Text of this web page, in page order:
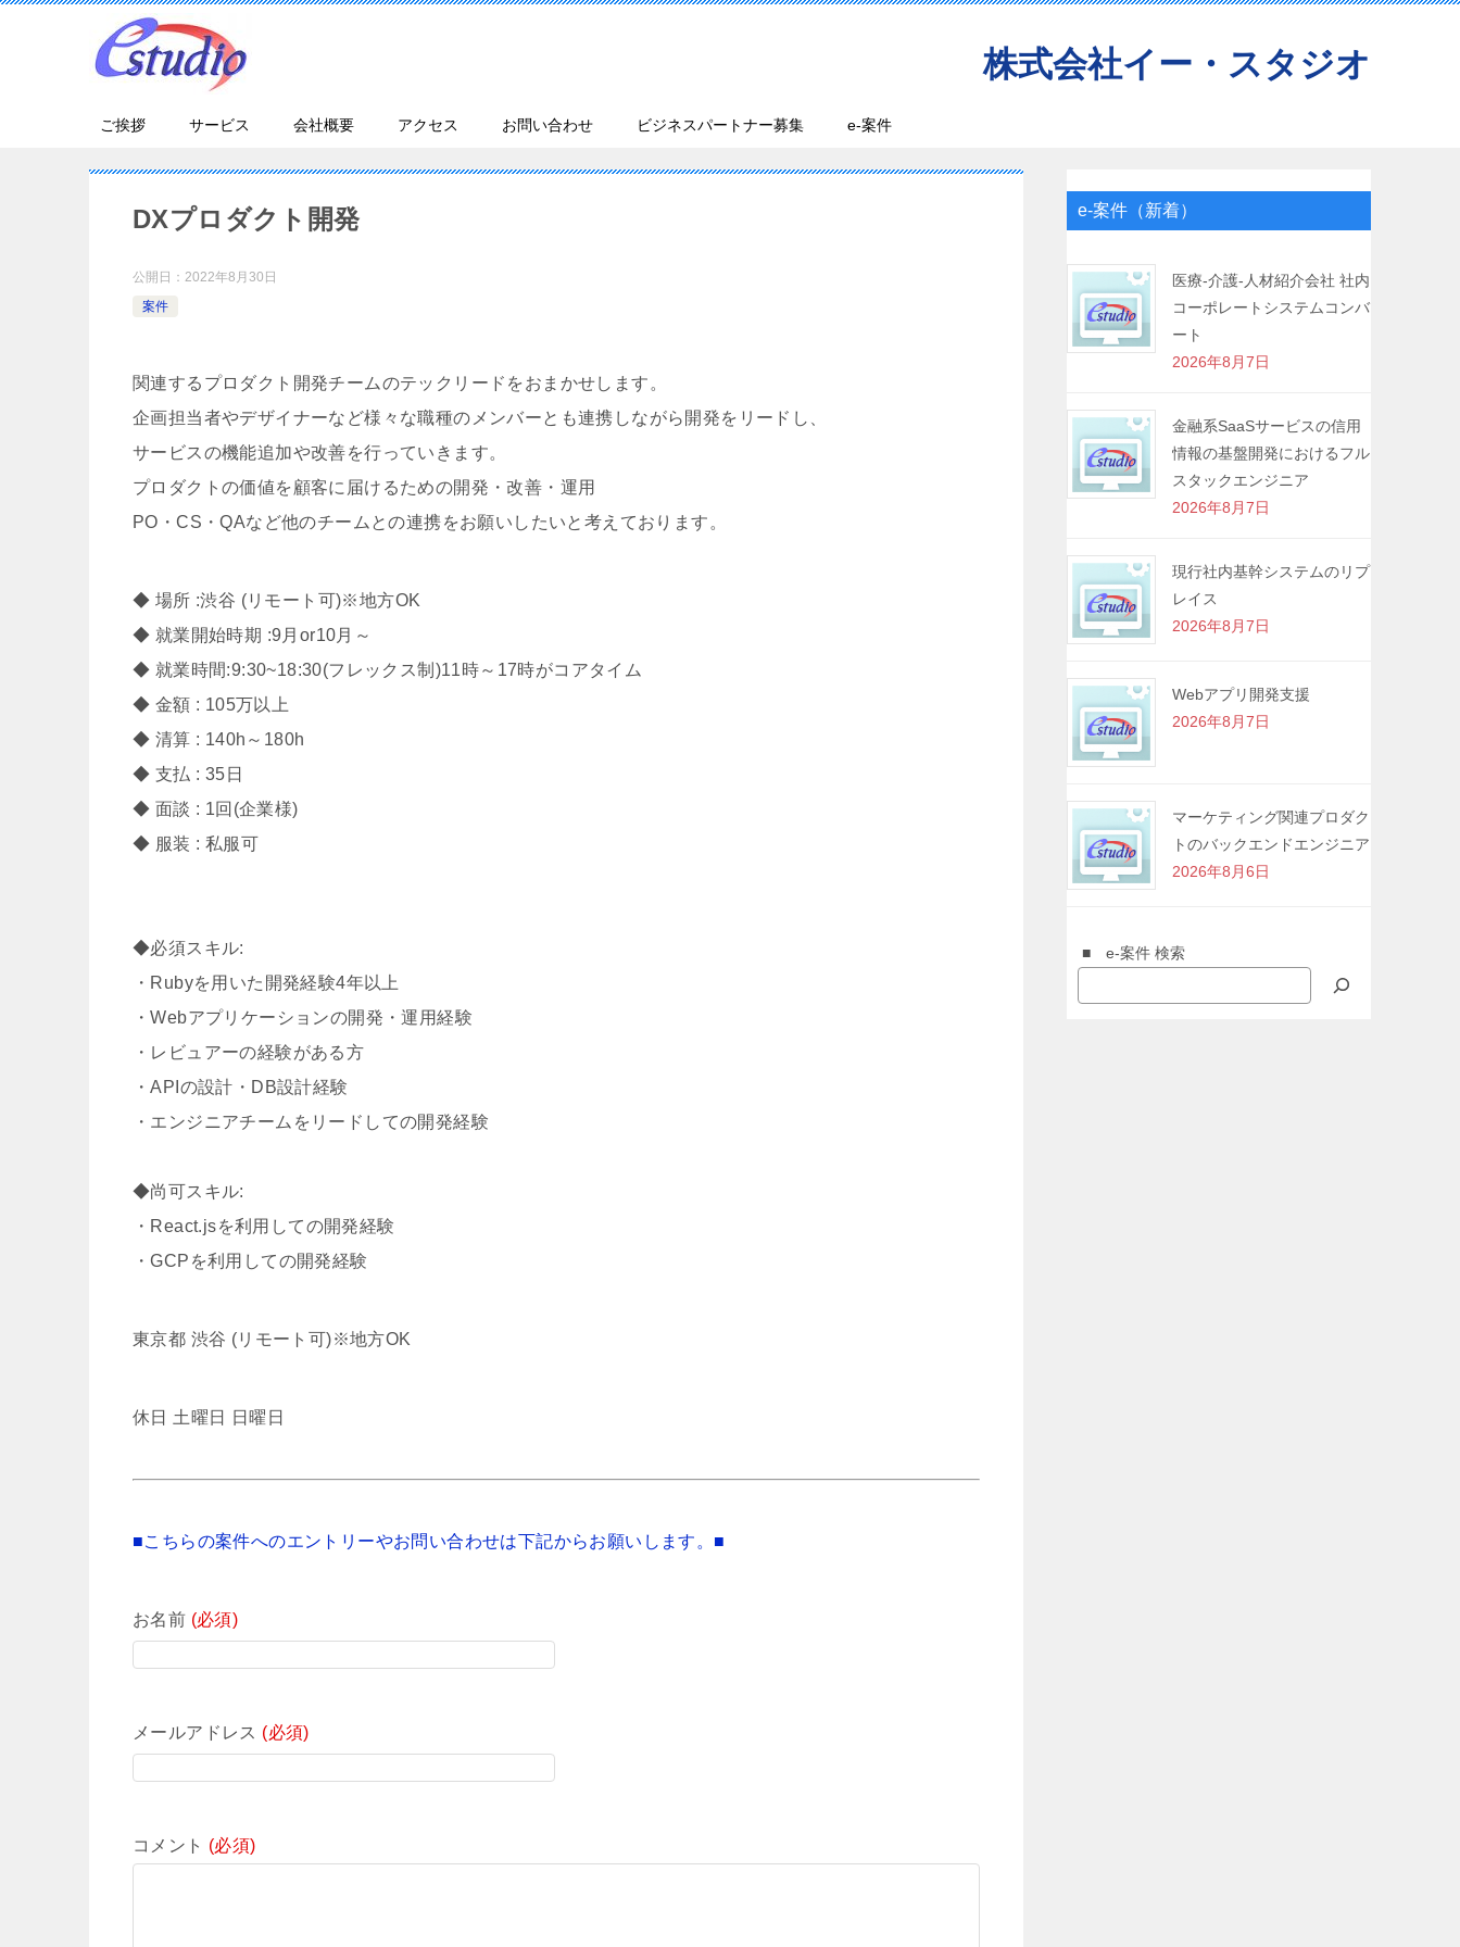
株式会社イー・スタジオ
ご挨拶 サービス 会社概要 アクセス お問い合わせ ビジネスパートナー募集 e-案件
DXプロダクト開発
公開日： 2022年8月30日
案件
関連するプロダクト開発チームのテックリードをおまかせします。
企画担当者やデザイナーなど様々な職種のメンバーとも連携しながら開発をリードし、
サービスの機能追加や改善を行っていきます。
プロダクトの価値を顧客に届けるための開発・改善・運用
PO・CS・QAなど他のチームとの連携をお願いしたいと考えております。
◆ 場所 :渋谷 (リモート可)※地方OK
◆ 就業開始時期 :9月or10月～
◆ 就業時間:9:30~18:30(フレックス制)11時～17時がコアタイム
◆ 金額 : 105万以上
◆ 清算 : 140h～180h
◆ 支払 : 35日
◆ 面談 : 1回(企業様)
◆ 服装 : 私服可
◆必須スキル:
・Rubyを用いた開発経験4年以上
・Webアプリケーションの開発・運用経験
・レビュアーの経験がある方
・APIの設計・DB設計経験
・エンジニアチームをリードしての開発経験
◆尚可スキル:
・React.jsを利用しての開発経験
・GCPを利用しての開発経験
東京都 渋谷 (リモート可)※地方OK
休日 土曜日 日曜日
■こちらの案件へのエントリーやお問い合わせは下記からお願いします。■
お名前 (必須)
メールアドレス (必須)
コメント (必須)
e-案件（新着）
医療-介護-人材紹介会社 社内
コーポレートシステムコンバ
ート
2026年8月7日
金融系SaaSサービスの信用
情報の基盤開発におけるフル
スタックエンジニア
2026年8月7日
現行社内基幹システムのリプ
レイス
2026年8月7日
Webアプリ開発支援
2026年8月7日
マーケティング関連プロダク
トのバックエンドエンジニア
2026年8月6日
■ e-案件 検索